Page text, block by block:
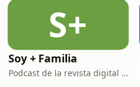
S+
Soy + Familia
Podcast de la revista digital S+F